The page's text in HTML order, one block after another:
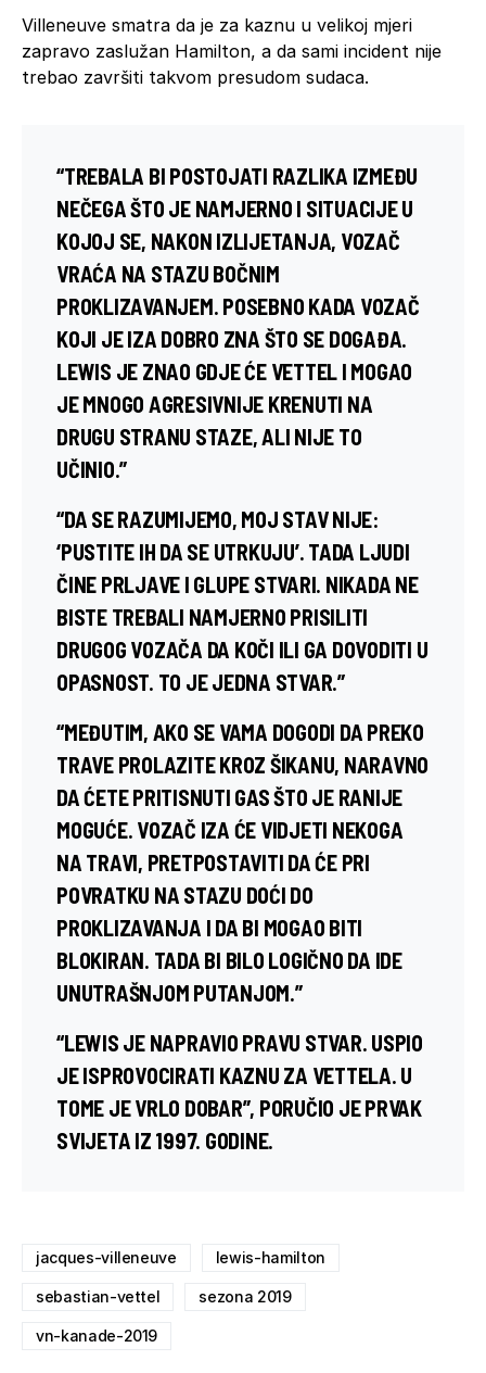
Villeneuve smatra da je za kaznu u velikoj mjeri
zapravo zaslužan Hamilton, a da sami incident nije
trebao završiti takvom presudom sudaca.
“TREBALA BI POSTOJATI RAZLIKA IZMEĐU
NEČEGA ŠTO JE NAMJERNO I SITUACIJE U
KOJOJ SE, NAKON IZLIJETANJA, VOZAČ
VRAĆA NA STAZU BOČNIM
PROKLIZAVANJEM. POSEBNO KADA VOZAČ
KOJI JE IZA DOBRO ZNA ŠTO SE DOGAĐA.
LEWIS JE ZNAO GDJE ĆE VETTEL I MOGAO
JE MNOGO AGRESIVNIJE KRENUTI NA
DRUGU STRANU STAZE, ALI NIJE TO
UČINIO.”
“DA SE RAZUMIJEMO, MOJ STAV NIJE:
‘PUSTITE IH DA SE UTRKUJU’. TADA LJUDI
ČINE PRLJAVE I GLUPE STVARI. NIKADA NE
BISTE TREBALI NAMJERNO PRISILITI
DRUGOG VOZAČA DA KOČI ILI GA DOVODITI U
OPASNOST. TO JE JEDNA STVAR.”
“MEĐUTIM, AKO SE VAMA DOGODI DA PREKO
TRAVE PROLAZITE KROZ ŠIKANU, NARAVNO
DA ĆETE PRITISNUTI GAS ŠTO JE RANIJE
MOGUĆE. VOZAČ IZA ĆE VIDJETI NEKOGA
NA TRAVI, PRETPOSTAVITI DA ĆE PRI
POVRATKU NA STAZU DOĆI DO
PROKLIZAVANJA I DA BI MOGAO BITI
BLOKIRAN. TADA BI BILO LOGIČNO DA IDE
UNUTRAŠNJOM PUTANJOM.”
“LEWIS JE NAPRAVIO PRAVU STVAR. USPIO
JE ISPROVOCIRATI KAZNU ZA VETTELA. U
TOME JE VRLO DOBAR”, PORUČIO JE PRVAK
SVIJETA IZ 1997. GODINE.
jacques-villeneuve lewis-hamilton
sebastian-vettel sezona 2019
vn-kanade-2019